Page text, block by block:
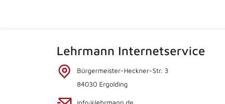
Lehrmann Internetservice
Bürgermeister-Heckner-Str. 3
84030 Ergolding
info@lehrmann.de